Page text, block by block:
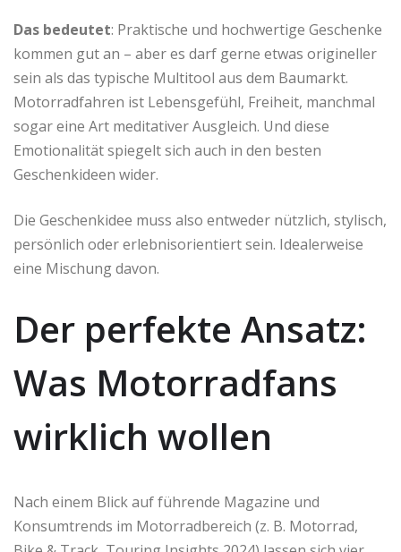
Das bedeutet: Praktische und hochwertige Geschenke
kommen gut an – aber es darf gerne etwas origineller
sein als das typische Multitool aus dem Baumarkt.
Motorradfahren ist Lebensgefühl, Freiheit, manchmal
sogar eine Art meditativer Ausgleich. Und diese
Emotionalität spiegelt sich auch in den besten
Geschenkideen wider.
Die Geschenkidee muss also entweder nützlich, stylisch,
persönlich oder erlebnisorientiert sein. Idealerweise
eine Mischung davon.
Der perfekte Ansatz:
Was Motorradfans
wirklich wollen
Nach einem Blick auf führende Magazine und
Konsumtrends im Motorradbereich (z. B. Motorrad,